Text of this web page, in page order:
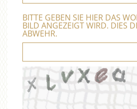
BITTE GEBEN SIE HIER DAS
BILD ANGEZEIGT WIRD. DIES
ABWEHR.